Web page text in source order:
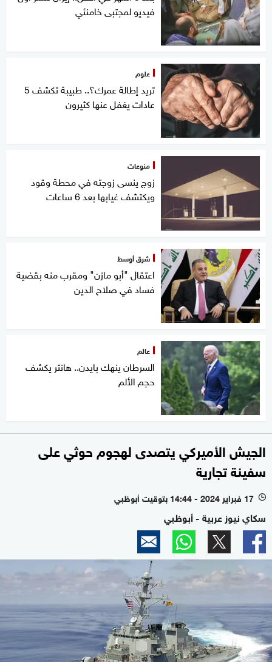
فيديو لمجتبى خامنئي
علوم
تريد إطالة عمرك؟.. طبيبة تكشف 5
عادات يغفل عنها كثيرون
منوعات
زوج ينسى زوجته في محطة وقود
ويكتشف غيابها بعد 6 ساعات
شرق أوسط
اعتقال "أبو مازن" ومقرب منه بقضية
فساد في صلاح الدين
عالم
السرطان ينهك بايدن.. هانتر يكشف
حجم الألم
الجيش الأميركي يتصدى لهجوم حوثي على
سفينة تجارية
l 17 فبراير 2024 - 14:44 بتوقيت أبوظبي
سكاي نيوز عربية - أبوظبي